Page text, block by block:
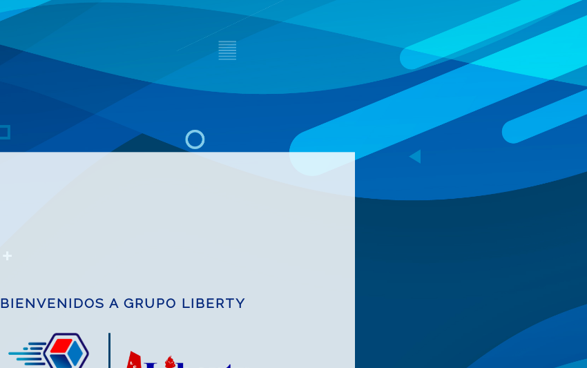
BIENVENIDOS A GRUPO LIBERTY